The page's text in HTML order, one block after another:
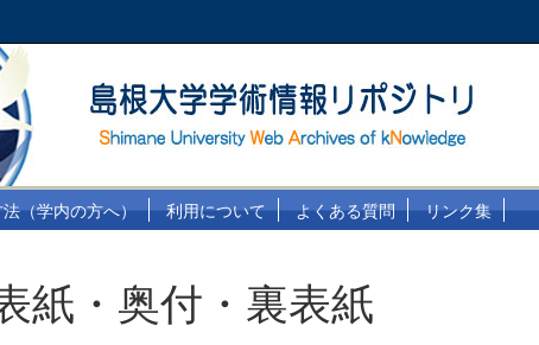
（学内の方へ） 利用について よくある質問 リンク集
紙・奥付・裏表紙